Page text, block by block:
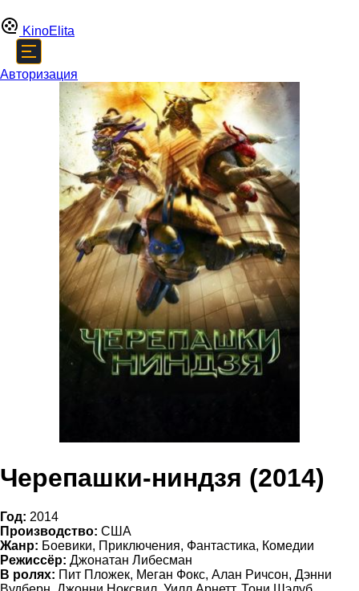
KinoElita
Авторизация
Черепашки-ниндзя (2014)
Год: 2014
Производство: США
Жанр: Боевики, Приключения, Фантастика, Комедии
Режиссёр: Джонатан Либесман
В ролях: Пит Пложек, Меган Фокс, Алан Ричсон, Дэнни